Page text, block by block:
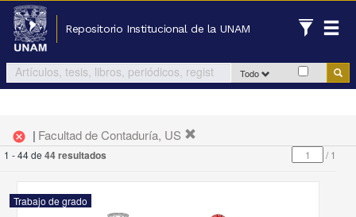
Repositorio Institucional de la UNAM
Todo
cancel | Facultad de Contaduría, US
1 - 44 de 44 resultados /1
Trabajo de grado